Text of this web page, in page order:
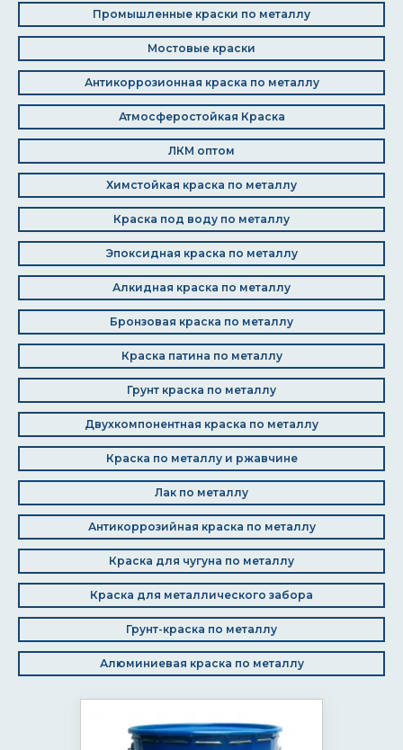
Промышленные краски по металлу
Мостовые краски
Антикоррозионная краска по металлу
Атмосферостойкая Краска
ЛКМ оптом
Химстойкая краска по металлу
Краска под воду по металлу
Эпоксидная краска по металлу
Алкидная краска по металлу
Бронзовая краска по металлу
Краска патина по металлу
Грунт краска по металлу
Двухкомпонентная краска по металлу
Краска по металлу и ржавчине
Лак по металлу
Антикоррозийная краска по металлу
Краска для чугуна по металлу
Краска для металлического забора
Грунт-краска по металлу
Алюминиевая краска по металлу